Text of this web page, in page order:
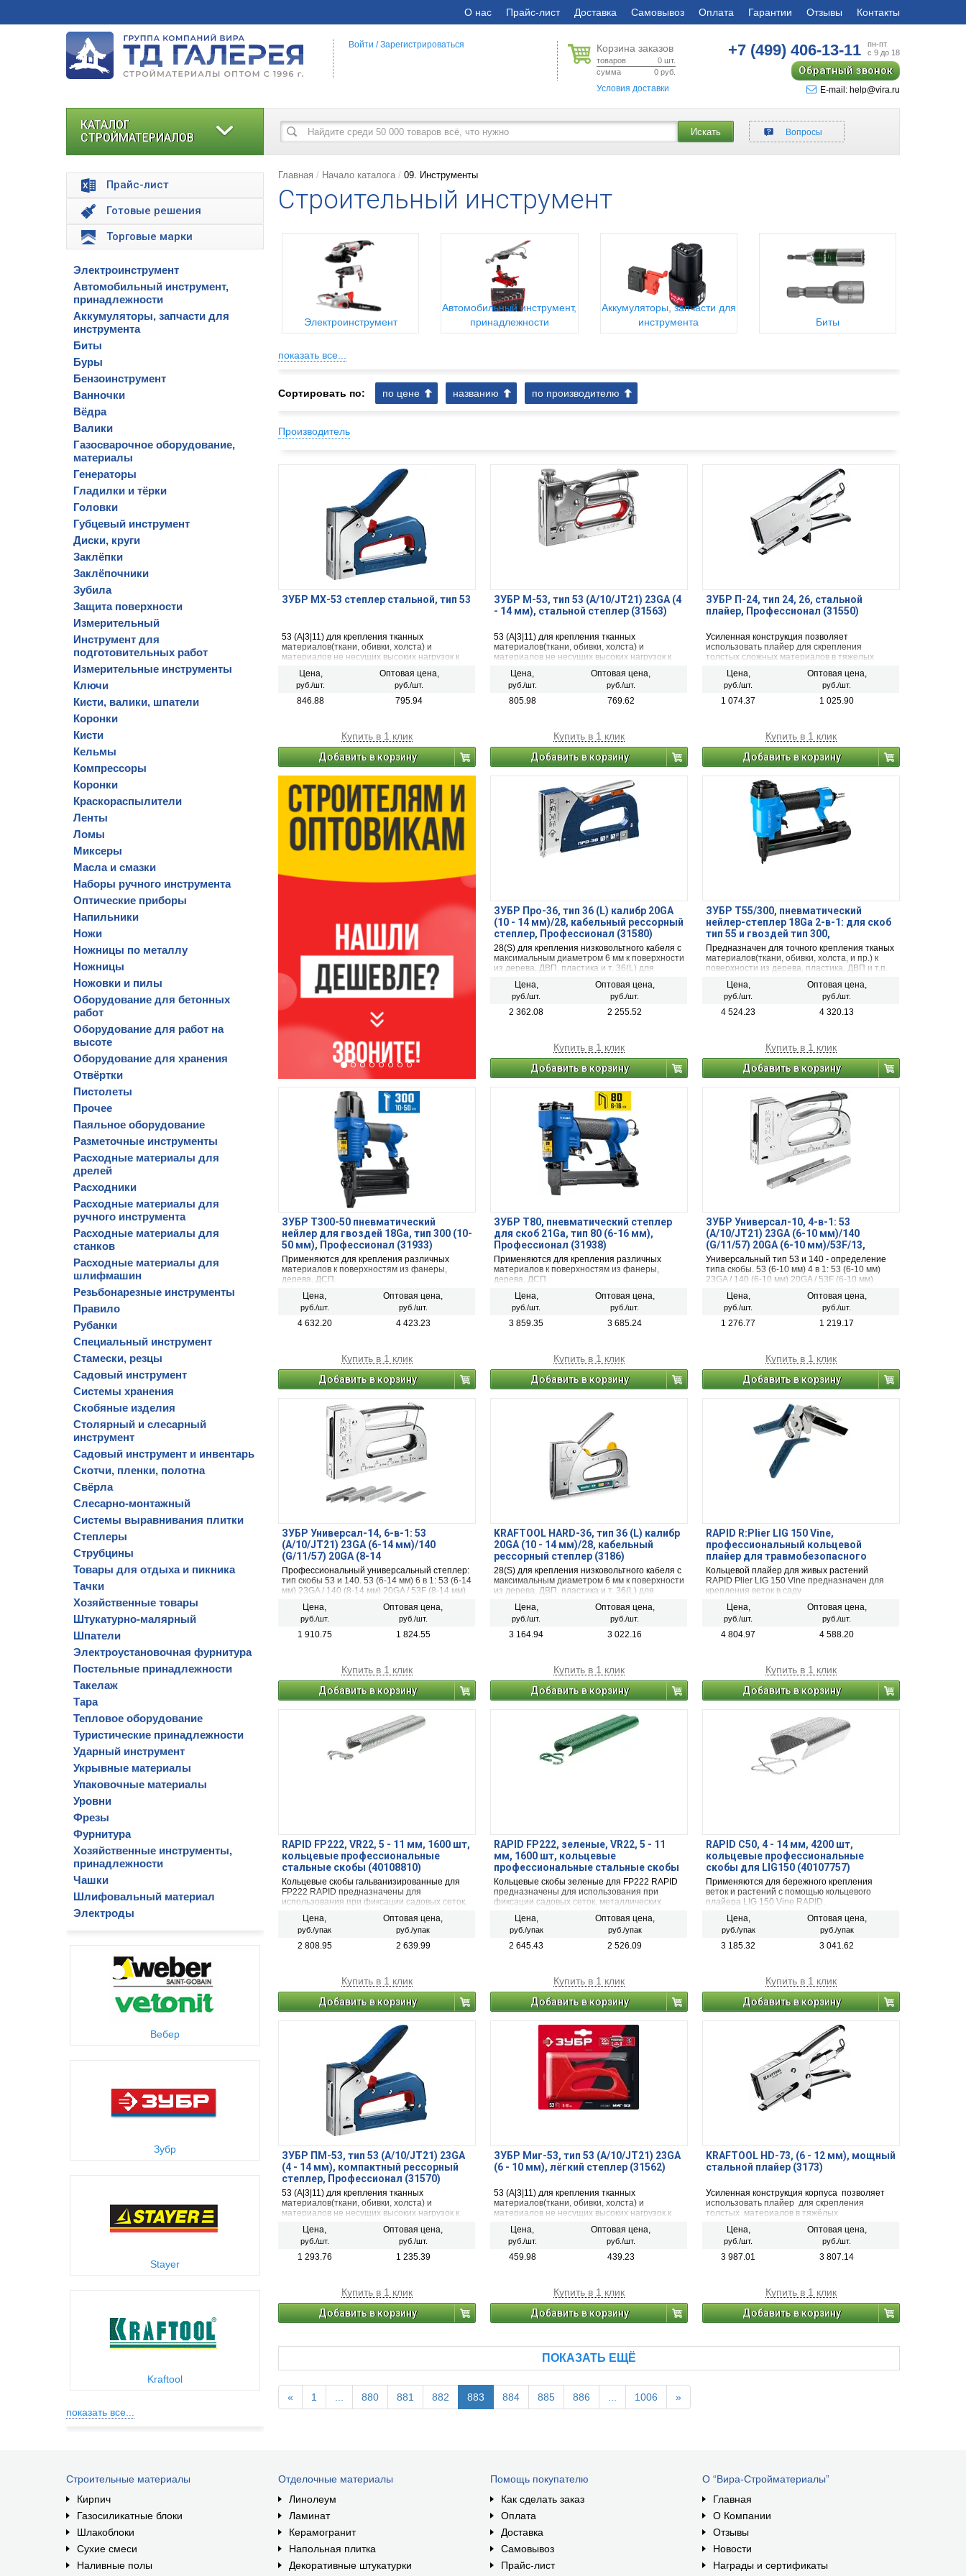
О нас Прайс-лист Доставка Самовывоз Оплата Гарантии Отзывы Контакты
Корзина заказов
товаров 0 шт.
сумма
0 руб.
Условия доставки
+7 (499)406-13-11
пн-пт
с 9 до 18
Обратный звонок
E-mail: help@vira.ru
Войти /Зарегистрироваться
КАТАЛОГ
СТРОЙМАТЕРИАЛОВ
Прайс-лист
Готовые решения
Торговые марки
Электроинструмент
Автомобильный инструмент,
принадлежности
Аккумуляторы, запчасти для
инструмента
Биты
Буры
Бензоинструмент
Ванночки
Вёдра
Валики
Газосварочное оборудование,
материалы
Генераторы
Гладилки и тёрки
Головки
Губцевый инструмент
Диски, круги
Заклёпки
Заклёпочники
Зубила
Защита поверхности
Измерительный
Инструмент для
подготовительных работ
Измерительные инструменты
Ключи
Кисти, валики, шпатели
Коронки
Кисти
Кельмы
Компрессоры
Коронки
Краскораспылители
Ленты
Ломы
Миксеры
Масла и смазки
Наборы ручного инструмента
Оптические приборы
Напильники
Ножи
Ножницы по металлу
Ножницы
Ножовки и пилы
Оборудование для бетонных
работ
Оборудование для работ на
высоте
Оборудование для хранения
Отвёртки
Пистолеты
Прочее
Паяльное оборудование
Разметочные инструменты
Расходные материалы для
дрелей
Расходники
Расходные материалы для
ручного инструмента
Расходные материалы для
станков
Расходные материалы для
шлифмашин
Резьбонарезные инструменты
Правило
Рубанки
Специальный инструмент
Стамески, резцы
Садовый инструмент
Системы хранения
Скобяные изделия
Столярный и слесарный
инструмент
Садовый инструмент и инвентарь
Скотчи, пленки, полотна
Свёрла
Слесарно-монтажный
Системы выравнивания плитки
Степлеры
Струбцины
Товары для отдыха и пикника
Тачки
Хозяйственные товары
Штукатурно-малярный
Шпатели
Электроустановочная фурнитура
Постельные принадлежности
Такелаж
Тара
Тепловое оборудование
Туристические принадлежности
Ударный инструмент
Укрывные материалы
Упаковочные материалы
Уровни
Фрезы
Фурнитура
Хозяйственные инструменты,
принадлежности
Чашки
Шлифовальный материал
Электроды
Вебер
Зубр
Stayer
Kraftool
показать все...
Искать Вопросы
Главная Начало каталога 09. Инструменты
Строительный инструмент
Электроинструмент
Автомобильный инструмент,
принадлежности
Аккумуляторы, запчасти для
инструмента
Биты
показать все...
Сортировать по: по цене названию по производителю
Производитель
ЗУБР MХ-53 cтеплер стальной, тип 53
53 (A|3|11) для крепления тканных
материалов(ткани, обивки, холста) и
материалов не несущих высоких нагрузок к
Тонкая проволока не повреждает волокна
материалов.
Цена,
руб./шт.
Оптовая цена,
руб./шт.
846.88 795.94
Купить в 1 клик
Добавить в корзину
ЗУБР М-53, тип 53 (A/10/JT21) 23GA (4
- 14 мм), стальной степлер (31563)
53 (A|3|11) для крепления тканных
материалов(ткани, обивки, холста) и
материалов не несущих высоких нагрузок к
Тонкая проволока не повреждает волокна
материалов.
Цена,
руб./шт.
Оптовая цена,
руб./шт.
805.98 769.62
Купить в 1 клик
Добавить в корзину
ЗУБР П-24, тип 24, 26, стальной
плайер, Профессионал (31550)
Усиленная конструкция позволяет
использовать плайер для скрепления
толстых сложных материалов в тяжелых
складах). Эргономичная конструкция
обеспечивает удобство работы. Стальной
корпус повышает прочность и увеличивает
Цена,
руб./шт.
Оптовая цена,
руб./шт.
1 074.37 1 025.90
Купить в 1 клик
Добавить в корзину
ЗУБР Про-36, тип 36 (L) калибр 20GA
(10 - 14 мм)/28, кабельный рессорный
степлер, Профессионал (31580)
28(S) для крепления низковольтного кабеля с
максимальным диаметром 6 мм к поверхности
из дерева, ДВП, пластика и т. 36(L) для
максимальным диаметром 6 мм к поверхности
из дерева, ДВП, пластика и т.п.
Цена,
руб./шт.
Оптовая цена,
руб./шт.
2 362.08 2 255.52
Купить в 1 клик
Добавить в корзину
ЗУБР Т55/300, пневматический
нейлер-степлер 18Ga 2-в-1: для скоб
тип 55 и гвоздей тип 300,
Профессионал (3192)
Предназначен для точного крепления тканых
материалов(ткани, обивки, холста, и пр.) к
поверхности из дерева, пластика, ДВП и т.п.
Цена,
руб./шт.
Оптовая цена,
руб./шт.
4 524.23 4 320.13
Купить в 1 клик
Добавить в корзину
ЗУБР Т300-50 пневматический
нейлер для гвоздей 18Ga, тип 300 (10-
50 мм), Профессионал (31933)
Применяются для крепления различных
материалов к поверхностям из фанеры,
дерева, ДСП.
Цена,
руб./шт.
Оптовая цена,
руб./шт.
4 632.20 4 423.23
Купить в 1 клик
Добавить в корзину
ЗУБР Т80, пневматический степлер
для скоб 21Ga, тип 80 (6-16 мм),
Профессионал (31938)
Применяются для крепления различных
материалов к поверхностям из фанеры,
дерева, ДСП.
Цена,
руб./шт.
Оптовая цена,
руб./шт.
3 859.35 3 685.24
Купить в 1 клик
Добавить в корзину
ЗУБР Универсал-10, 4-в-1: 53
(A/10/JT21) 23GA (6-10 мм)/140
(G/11/57) 20GA (6-10 мм)/53F/13,
универсальный компактный степлер,
Профессионал (31525)
Универсальный тип 53 и 140 - определение
типа скобы. 53 (6-10 мм) 4 в 1: 53 (6-10 мм)
23GA / 140 (6-10 мм) 20GA / 53F (6-10 мм)
4 функции в 1 корпусе
Сила удара пластинчатой пружины в 2 раза
больше
Цена,
руб./шт.
Оптовая цена,
руб./шт.
1 276.77 1 219.17
Купить в 1 клик
Добавить в корзину
ЗУБР Универсал-14, 6-в-1: 53
(A/10/JT21) 23GA (6-14 мм)/140
(G/11/57) 20GA (8-14
мм)/53F/13/300/500, универсал
стальной степлер, Профессионал
(31527)
Профессиональный универсальный степлер:
тип скобы 53 и 140. 53 (6-14 мм) 6 в 1: 53 (6-14
мм) 23GA / 140 (8-14 мм) 20GA / 53F (8-14 мм)
500 (16 мм) 18GA. Ударный механизм
рессорного типа, удар без отдачи.
Цена,
руб./шт.
Оптовая цена,
руб./шт.
1 910.75 1 824.55
Купить в 1 клик
Добавить в корзину
KRAFTOOL HARD-36, тип 36 (L) калибр
20GA (10 - 14 мм)/28, кабельный
рессорный степлер (3186)
28(S) для крепления низковольтного кабеля с
максимальным диаметром 6 мм к поверхности
из дерева, ДВП, пластика и т. 36(L) для
максимальным диаметром 6 мм к поверхности
из дерева, ДВП, пластика и т.п.
Цена,
руб./шт.
Оптовая цена,
руб./шт.
3 164.94 3 022.16
Купить в 1 клик
Добавить в корзину
RAPID R:Plier LIG 150 Vine,
профессиональный кольцевой
плайер для травмобезопасного
крепления растений (40107753)
Кольцевой плайер для живых растений
RAPID Plier LIG 150 Vine предназначен для
крепления веток в саду
Цена,
руб./шт.
Оптовая цена,
руб./шт.
4 804.97 4 588.20
Купить в 1 клик
Добавить в корзину
RAPID FP222, VR22, 5 - 11 мм, 1600 шт,
кольцевые профессиональные
стальные скобы (40108810)
Кольцевые скобы гальванизированные для
FP222 RAPID предназначены для
использования при фиксации садовых сеток,
Цена,
руб./упак
Оптовая цена,
руб./упак
2 808.95 2 639.99
Купить в 1 клик
Добавить в корзину
RAPID FP222, зеленые, VR22, 5 - 11
мм, 1600 шт, кольцевые
профессиональные стальные скобы
(40108811)
Кольцевые скобы зеленые для FP222 RAPID
предназначены для использования при
фиксации садовых сеток, металлических
Цена,
руб./упак
Оптовая цена,
руб./упак
2 645.43 2 526.09
Купить в 1 клик
Добавить в корзину
RAPID С50, 4 - 14 мм, 4200 шт,
кольцевые профессиональные
скобы для LIG150 (40107757)
Применяются для бережного крепления
веток и растений с помощью кольцевого
плайера LIG 150 Vine RAPID.
Цена,
руб./упак
Оптовая цена,
руб./упак
3 185.32 3 041.62
Купить в 1 клик
Добавить в корзину
ЗУБР ПМ-53, тип 53 (A/10/JT21) 23GA
(4 - 14 мм), компактный рессорный
степлер, Профессионал (31570)
53 (A|3|11) для крепления тканных
материалов(ткани, обивки, холста) и
материалов не несущих высоких нагрузок к
Тонкая проволока не повреждает волокна
материалов.
Цена,
руб./шт.
Оптовая цена,
руб./шт.
1 293.76 1 235.39
Купить в 1 клик
Добавить в корзину
ЗУБР Миг-53, тип 53 (A/10/JT21) 23GA
(6 - 10 мм), лёгкий степлер (31562)
53 (A|3|11) для крепления тканных
материалов(ткани, обивки, холста) и
материалов не несущих высоких нагрузок к
Тонкая проволока не повреждает волокна
материалов.
Цена,
руб./шт.
Оптовая цена,
руб./шт.
459.98 439.23
Купить в 1 клик
Добавить в корзину
KRAFTOOL HD-73, (6 - 12 мм), мощный
стальной плайер (3173)
Усиленная конструкция корпуса позволяет
использовать плайер для скрепления
толстых материалов в тяжёлых
промышленных производств.
Цена,
руб./шт.
Оптовая цена,
руб./шт.
3 987.01 3 807.14
Купить в 1 клик
Добавить в корзину
ПОКАЗАТЬ ЕЩЁ
« 1 880 881 882 883 884 885 886 1006 »
Строительные материалы
Кирпич
Газосиликатные блоки
Шлакоблоки
Сухие смеси
Наливные полы
Отделочные материалы
Линолеум
Ламинат
Керамогранит
Напольная плитка
Декоративные штукатурки
Помощь покупателю
Как сделать заказ
Оплата
Доставка
Самовывоз
Прайс-лист
О “Вира-Стройматериалы”
Главная
О Компании
Отзывы
Новости
Награды и сертификаты